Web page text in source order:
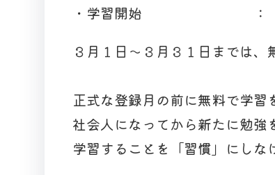
・学習開始 ：
３月１日～３月３１日までは、
正式な登録月の前に無料で学習
社会人になってから新たに勉強
学習することを「習慣」にしな